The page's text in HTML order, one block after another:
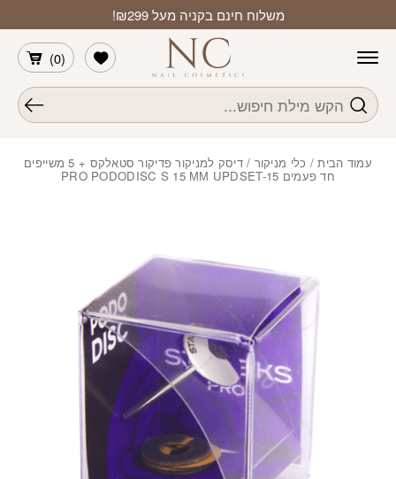
משלוח חינם בקניה מעל ₪299!
חיפוש
(
0
)
הרשימה שלי
עמוד הבית/ כלי מניקור / דיסק למניקור פדיקור סטאלקס + 5 משייפים
חד פעמים PRO PODODISC S 15 ММ UPDSET-15